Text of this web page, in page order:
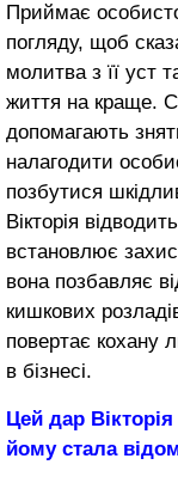
Приймає
погляду, щоб
молитва з її уст
життя на краще.
допомагають
налагодити
позбутися
Вікторія
встановлює
вона позбавляє
кишкових
повертає кохану
в бізнесі.
Цей дар
йому стала